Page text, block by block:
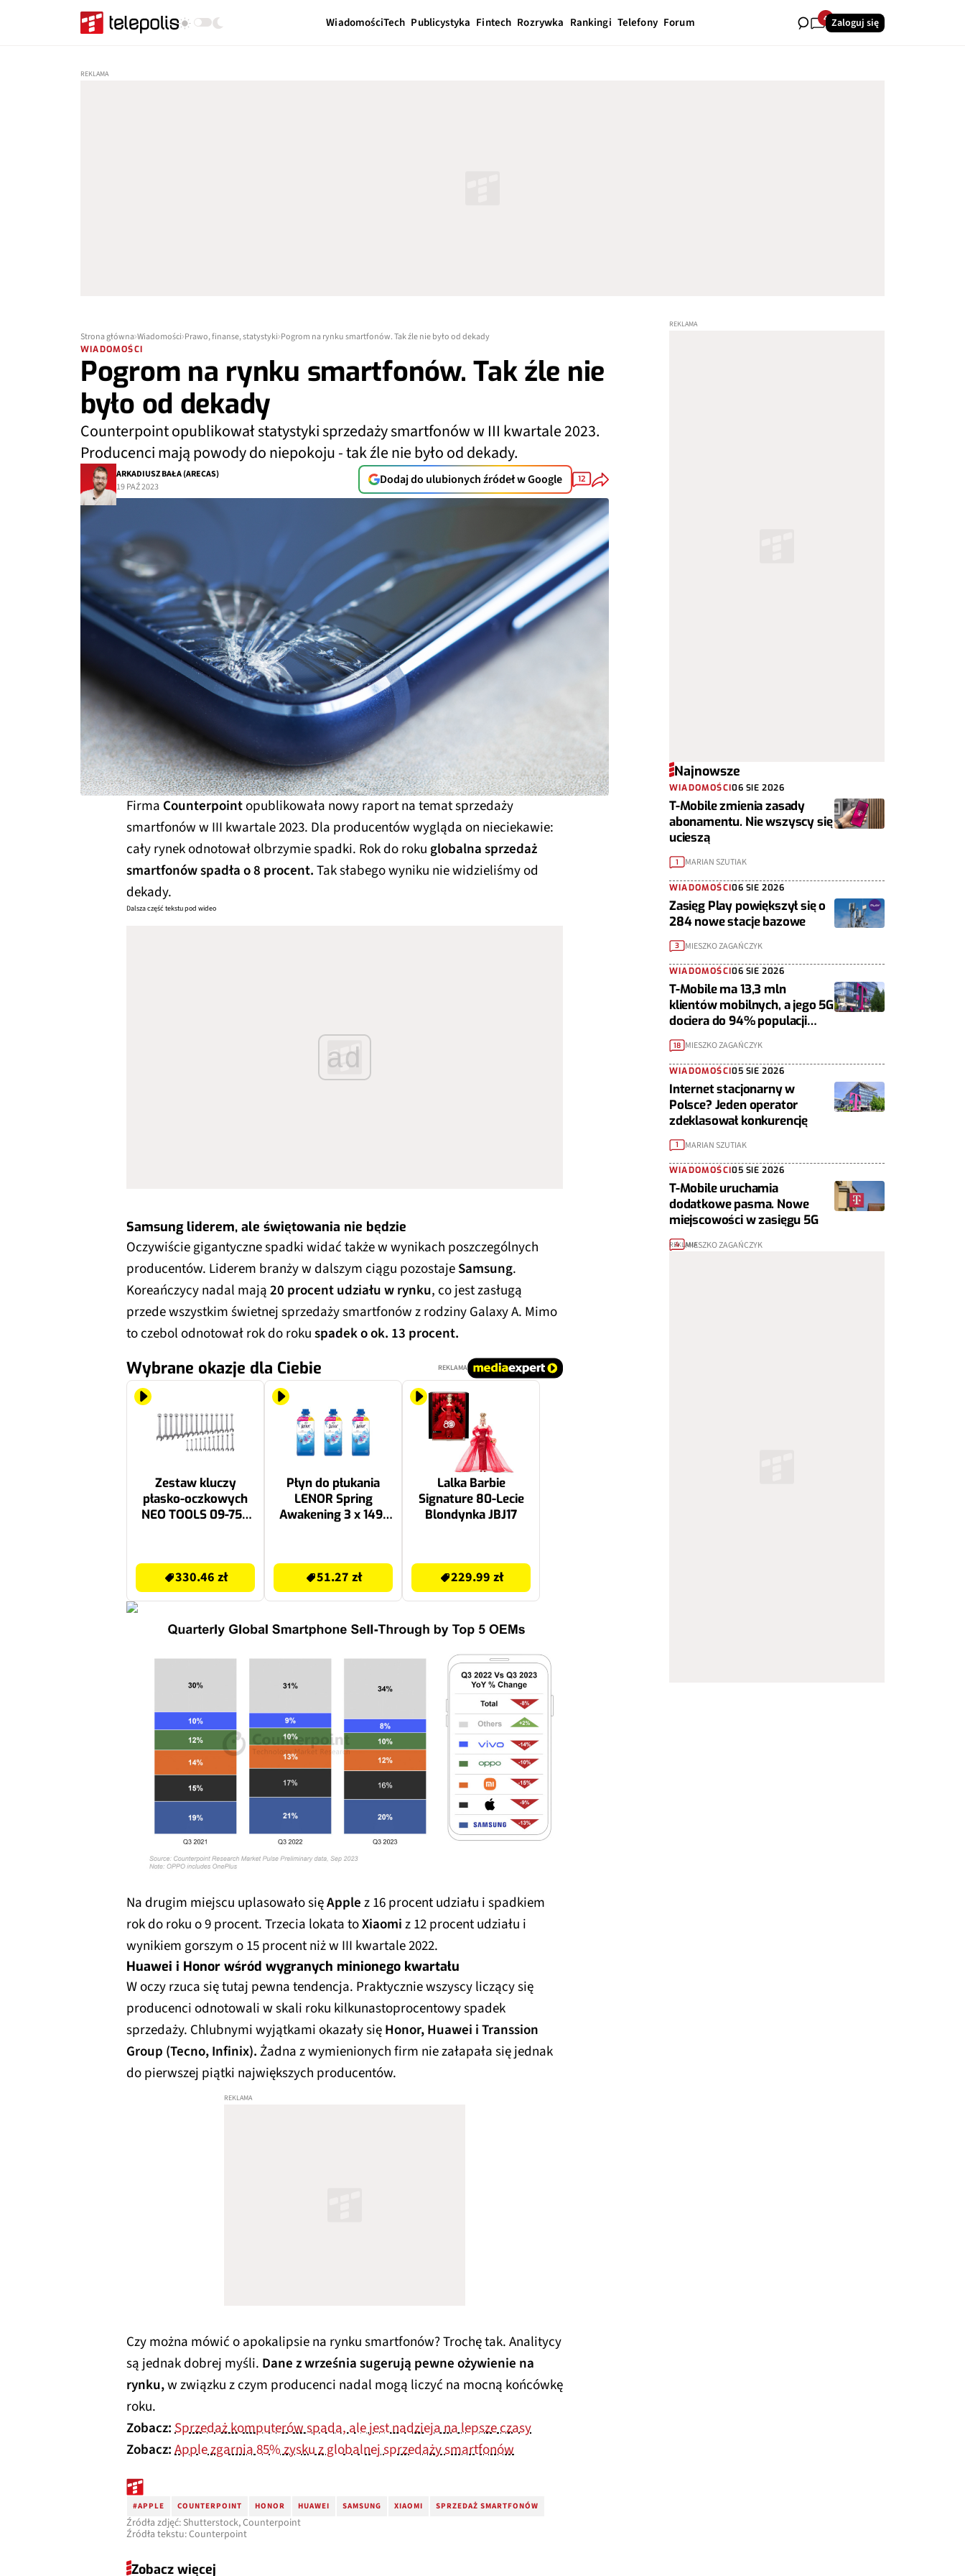
WiadomościTech Publicystyka Fintech Rozrywka Rankingi Telefony Forum 4 Zaloguj się
Strona główna Wiadomości Prawo, finanse, statystyki Pogrom na rynku smartfonów. Tak źle nie było od dekady
WIADOMOŚCI
Pogrom na rynku smartfonów. Tak źle nie
było od dekady
Counterpoint opublikował statystyki sprzedaży smartfonów w III kwartale 2023.
Producenci mają powody do niepokoju - tak źle nie było od dekady.
ARKADIUSZ BAŁA (ARECAS)
19 PAŹ 2023
Dodaj do ulubionych źródeł w Google 12
Firma Counterpointopublikowała nowy raport na temat sprzedaży
smartfonów w III kwartale 2023. Dla producentów wygląda on nieciekawie:
cały rynek odnotował olbrzymie spadki. Rok do rokuglobalna sprzedaż
smartfonów spadła o 8 procent.Tak słabego wyniku nie widzieliśmy od
dekady.
Dalsza część tekstu pod wideo
ad
Samsung liderem, ale świętowania nie będzie
Oczywiście gigantyczne spadki widać także w wynikach poszczególnych
producentów. Liderem branży w dalszym ciągu pozostajeSamsung.
Koreańczycy nadal mają20 procent udziału w rynku, co jest zasługą
przede wszystkim świetnej sprzedaży smartfonów z rodziny Galaxy A. Mimo
to czebol odnotował rok do rokuspadek o ok. 13 procent.
Wybrane okazje dla Ciebie REKLAMA
Zestaw kluczy
płasko-oczkowych
NEO TOOLS 09-754
330.46 zł
Płyn do płukania
LENOR Spring
Awakening 3 x 1491
51.27 zł
Lalka Barbie
Signature 80-Lecie
Blondynka JBJ17
229.99 zł
Na drugim miejscu uplasowało sięApplez 16 procent udziału i spadkiem
rok do roku o 9 procent. Trzecia lokata toXiaomiz 12 procent udziału i
wynikiem gorszym o 15 procent niż w III kwartale 2022.
Huawei i Honor wśród wygranych minionego kwartału
W oczy rzuca się tutaj pewna tendencja. Praktycznie wszyscy liczący się
producenci odnotowali w skali roku kilkunastoprocentowy spadek
sprzedaży. Chlubnymi wyjątkami okazały sięHonor, Huawei i Transsion
Group (Tecno, Infinix).Żadna z wymienionych firm nie załapała się jednak
do pierwszej piątki największych producentów.
Czy można mówić o apokalipsie na rynku smartfonów? Trochę tak. Analitycy
są jednak dobrej myśli. Dane z września sugerują pewne ożywienie na
rynku,w związku z czym producenci nadal mogą liczyć na mocną końcówkę
roku.
Zobacz:Sprzedaż komputerów spada, ale jest nadzieja na lepsze czasy
Zobacz:Apple zgarnia 85% zysku z globalnej sprzedaży smartfonów
#APPLE COUNTERPOINT HONOR HUAWEI SAMSUNG XIAOMI SPRZEDAŻ SMARTFONÓW
Źródła zdjęć: Shutterstock, Counterpoint
Źródła tekstu: Counterpoint
Zobacz więcej
Najnowsze
WIADOMOŚCI06 SIE 2026
T-Mobile zmienia zasady
abonamentu. Nie wszyscy się
ucieszą
1 MARIAN SZUTIAK
WIADOMOŚCI06 SIE 2026
Zasięg Play powiększył się o
284 nowe stacje bazowe
3 MIESZKO ZAGAŃCZYK
WIADOMOŚCI06 SIE 2026
T-Mobile ma 13,3 mln
klientów mobilnych, a jego 5G
dociera do 94% populacji
Polski
18 MIESZKO ZAGAŃCZYK
WIADOMOŚCI05 SIE 2026
Internet stacjonarny w
Polsce? Jeden operator
zdeklasował konkurencję
1 MARIAN SZUTIAK
WIADOMOŚCI05 SIE 2026
T-Mobile uruchamia
dodatkowe pasma. Nowe
miejscowości w zasięgu 5G
4 MIESZKO ZAGAŃCZYK